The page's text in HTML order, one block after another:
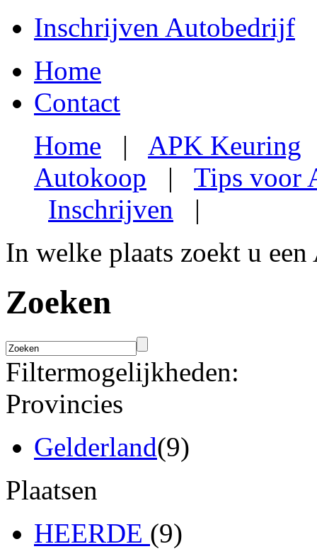
Inschrijven Autobedrijf
Home
Contact
Home | APK Keuring
Autokoop | Tips voor
Inschrijven |
In welke plaats zoekt u
Zoeken
Filtermogelijkheden:
Provincies
Gelderland(9)
Plaatsen
HEERDE (9)